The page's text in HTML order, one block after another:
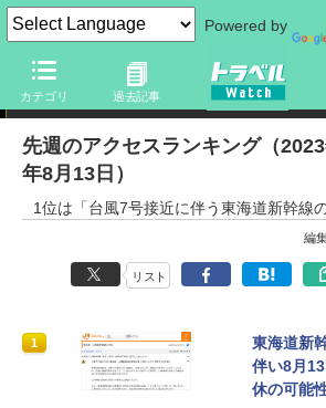
Powered by
カテゴリ 過去記事
アクセスランキング
先週のアクセスランキング（
年8月13日）
1位は「台風7号接近に伴う東海道新幹線
編
リスト
1
東海道新
伴い8月
休の可能